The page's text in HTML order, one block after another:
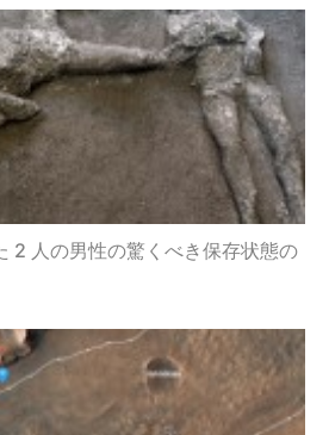
2 人の男性の驚くべき保存状態の